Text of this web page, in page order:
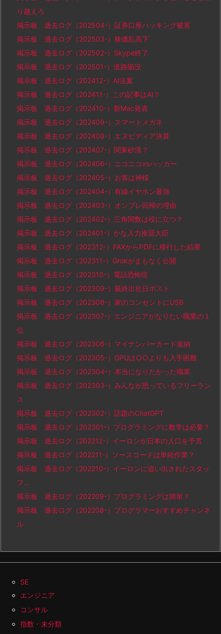
り越えろ
掲示板 過去ログ（202504-）証券口座ハッキング被害
掲示板 過去ログ（202503-）株価乱高下
掲示板 過去ログ（202502-）Skype終了
掲示板 過去ログ（202501-）道路陥没
掲示板 過去ログ（202412-）AI法案
掲示板 過去ログ（202411-）この記事はAI？
掲示板 過去ログ（202410-）新Mac発表
掲示板 過去ログ（202409-）スマートメガネ
掲示板 過去ログ（202408-）エヌビディア決算
掲示板 過去ログ（202407-）関東砂漠？
掲示板 過去ログ（202406-）ニコニコvsハッカー
掲示板 過去ログ（202405-）お客は神様
掲示板 過去ログ（202404-）有線イヤホン最強
掲示板 過去ログ（202403-）オンプレ回帰の理由
掲示板 過去ログ（202402-）三角関数は役に立つ？
掲示板 過去ログ（202401-）かな入力推奨大臣
掲示板 過去ログ（202312-）FAXからPDFに移行した結果
掲示板 過去ログ（202311-）Grokがまもなく公開
掲示板 過去ログ（202310-）電話恐怖症
掲示板 過去ログ（202309-）最終出社日ポスト
掲示板 過去ログ（202308-）家のコンセントにUSB
掲示板 過去ログ（202307-）エンジニアがなりたい職業の１
位
掲示板 過去ログ（202306-）マイナンバーカード返納
掲示板 過去ログ（202305-）GPUは○○よりも入手困難
掲示板 過去ログ（202304-）本当になりたかった職業
掲示板 過去ログ（202303-）みんなが思っているフリーラン
ス
掲示板 過去ログ（202302-）話題のChatGPT
掲示板 過去ログ（202301-）プログラミングに数学は必要？
掲示板 過去ログ（202212-）イーロンが日本の人口を予言
掲示板 過去ログ（202211-）ソースコードは単純作業？
掲示板 過去ログ（202210-）イーロンに追い出されたスタッ
フ…
掲示板 過去ログ（202209-）プログラミングは簡単？
掲示板 過去ログ（202208-）プログラマーおすすめチャンネ
ル
SE
エンジニア
コンサル
指数・未分類